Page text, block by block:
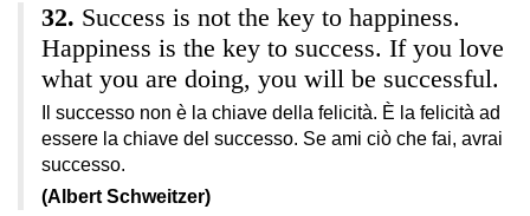
Success is not the key to happiness.
Happiness is the key to success. If you love
what you are doing, you will be successful.
Il successo non è la chiave della felicità. È la felicità ad
essere la chiave del successo. Se ami ciò che fai, avrai
successo.
(Albert Schweitzer)